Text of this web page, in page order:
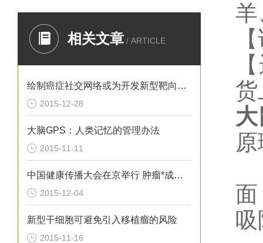
相关文章 / ARTICLE
绘制癌症社交网络或为开发新型靶向疗法提供思路
2015-12-28
大脑GPS：人类记忆的管理办法
2015-11-11
中国健康传播大会在京举行 肿瘤*成为热议焦点
2015-12-04
新型干细胞可避免引入移植瘤的风险
2015-11-16
羊